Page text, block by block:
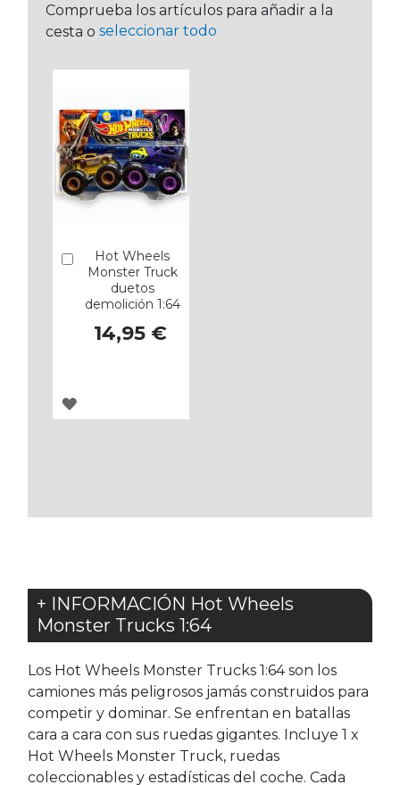
Comprueba los artículos para añadir a la
cesta o seleccionar todo
Hot Wheels
Monster Truck
duetos
demolición 1:64
14,95 €
Añadir
AGREGAR
+ INFORMACIÓN Hot Wheels
Monster Trucks 1:64
Los Hot Wheels Monster Trucks 1:64 son los
camiones más peligrosos jamás construidos para
competir y dominar. Se enfrentan en batallas
cara a cara con sus ruedas gigantes. Incluye 1 x
Hot Wheels Monster Truck, ruedas
coleccionables y estadísticas del coche. Cada